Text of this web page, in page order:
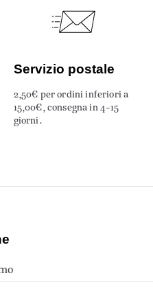
Servizio postale
2,50€ per ordini inferiori a
15,00€, consegna in 4-15
giorni.